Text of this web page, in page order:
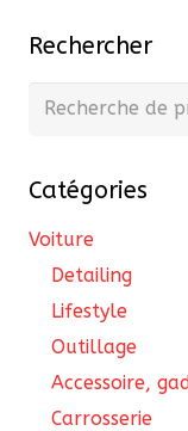
Rechercher
Recherche
Catégories
Voiture
Detailing
Lifestyle
Outillage
Accessoire,
Carrosserie